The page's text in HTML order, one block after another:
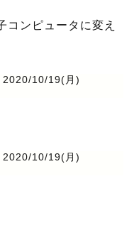
コンピュータに変え
2020/10/19(月)
2020/10/19(月)